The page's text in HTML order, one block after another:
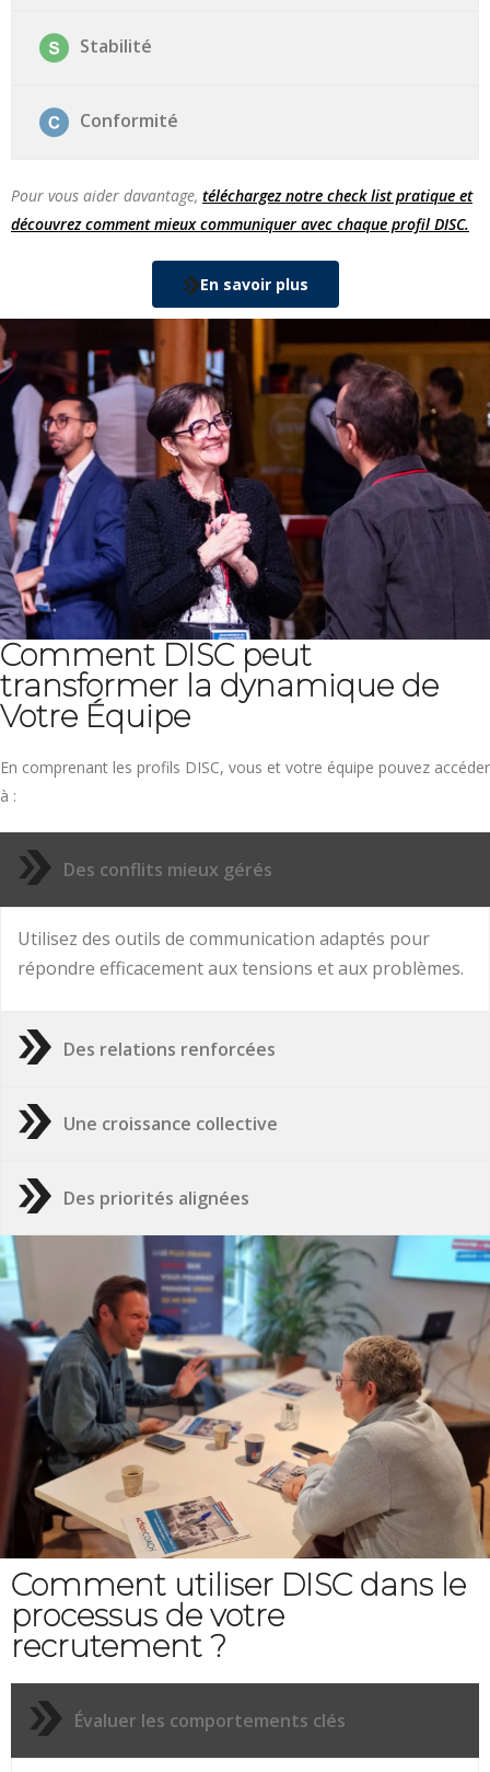
Stabilité
Conformité
Pour vous aider davantage, téléchargez notre check list pratique et
découvrez comment mieux communiquer avec chaque profil DISC.
En savoir plus
Comment DISC peut
transformer la dynamique de
Votre Équipe
En comprenant les profils DISC, vous et votre équipe pouvez accéder
à :
Des conflits mieux gérés
Utilisez des outils de communication adaptés pour
répondre efficacement aux tensions et aux problèmes.
Des relations renforcées
Une croissance collective
Des priorités alignées
Comment utiliser DISC dans le
processus de votre
recrutement ?
Évaluer les comportements clés